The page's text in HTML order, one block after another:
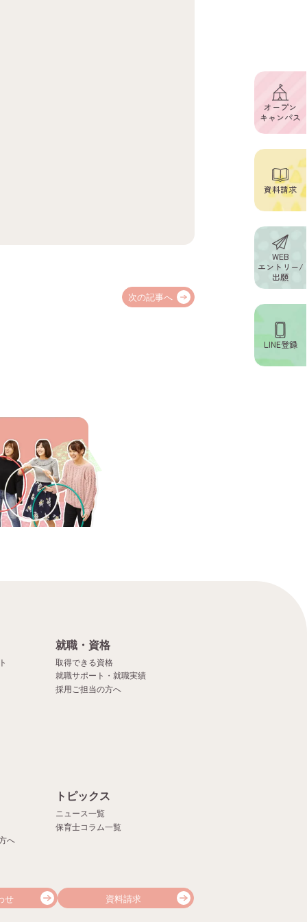
次の記事へ
オープン
キャンパス
資料請求
WEB
エントリー/
出願
LINE登録
就職・資格
取得できる資格
就職サポート・就職実績
採用ご担当の方へ
へ
トピックス
ニュース一覧
保育士コラム一覧
せ 資料請求